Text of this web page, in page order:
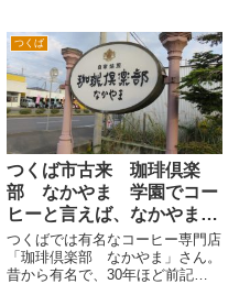
ん。筑波大学が近いので、学生さ
んが多いです。 入って気づいた
んですが、カフェテリア方...
つくば
つくば市古来 珈琲倶楽
部 なかやま 学園でコー
ヒーと言えば、なかやまで
す
つくばでは有名なコーヒー専門店
「珈琲倶楽部 なかやま」さん。
昔から有名で、30年ほど前記憶